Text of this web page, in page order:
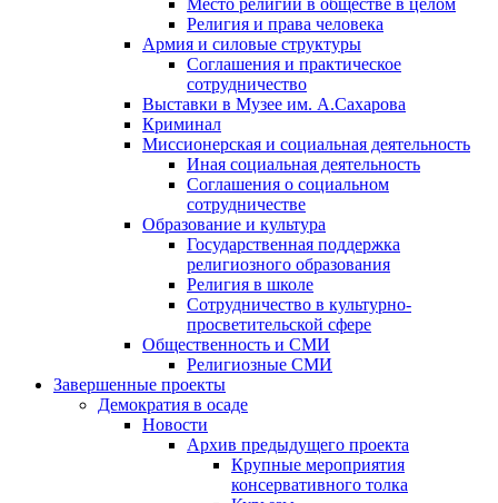
Место религии в обществе в целом
Религия и права человека
Армия и силовые структуры
Соглашения и практическое
сотрудничество
Выставки в Музее им. А.Сахарова
Криминал
Миссионерская и социальная деятельность
Иная социальная деятельность
Соглашения о социальном
сотрудничестве
Образование и культура
Государственная поддержка
религиозного образования
Религия в школе
Сотрудничество в культурно-
просветительской сфере
Общественность и СМИ
Религиозные СМИ
Завершенные проекты
Демократия в осаде
Новости
Архив предыдущего проекта
Крупные мероприятия
консервативного толка